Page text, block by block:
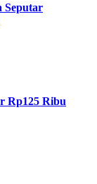
Seputar
Rp125 Ribu